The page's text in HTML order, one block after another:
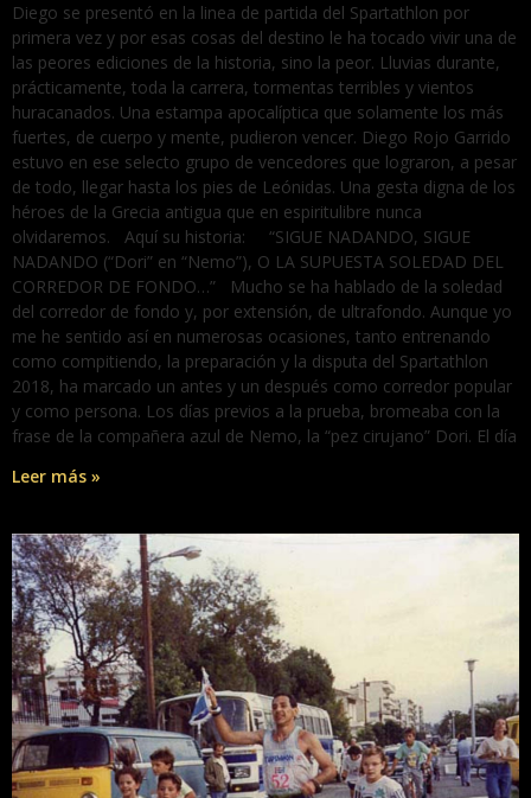
Diego se presentó en la linea de partida del Spartathlon por
primera vez y por esas cosas del destino le ha tocado vivir una de
las peores ediciones de la historia, sino la peor. Lluvias durante,
prácticamente, toda la carrera, tormentas terribles y vientos
huracanados. Una estampa apocalíptica que solamente los más
fuertes, de cuerpo y mente, pudieron vencer. Diego Rojo Garrido
estuvo en ese selecto grupo de vencedores que lograron, a pesar
de todo, llegar hasta los pies de Leónidas. Una gesta digna de los
héroes de la Grecia antigua que en espiritulibre nunca
olvidaremos. Aquí su historia: “SIGUE NADANDO, SIGUE
NADANDO (“Dori” en “Nemo”), O LA SUPUESTA SOLEDAD DEL
CORREDOR DE FONDO…” Mucho se ha hablado de la soledad
del corredor de fondo y, por extensión, de ultrafondo. Aunque yo
me he sentido así en numerosas ocasiones, tanto entrenando
como compitiendo, la preparación y la disputa del Spartathlon
2018, ha marcado un antes y un después como corredor popular
y como persona. Los días previos a la prueba, bromeaba con la
frase de la compañera azul de Nemo, la “pez cirujano” Dori. El día
Leer más »